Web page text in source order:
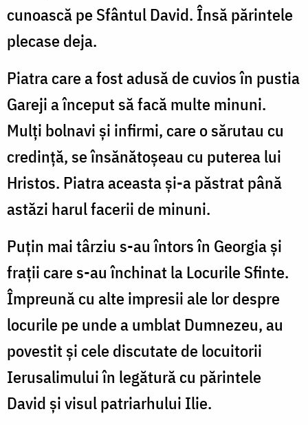
cunoască pe Sfântul David. Însă părintele
plecase deja.
Piatra care a fost adusă de cuvios în pustia
Gareji a început să facă multe minuni.
Mulţi bolnavi şi infirmi, care o sărutau cu
credinţă, se însănătoşeau cu puterea lui
Hristos. Piatra aceasta și-a păstrat până
astăzi harul facerii de minuni.
Puţin mai târziu s-au întors în Georgia şi
fraţii care s-au închinat la Locurile Sfinte.
Împreună cu alte impresii ale lor despre
locurile pe unde a umblat Dumnezeu, au
povestit şi cele discutate de locuitorii
Ierusalimului în legătură cu părintele
David şi visul patriarhului Ilie.